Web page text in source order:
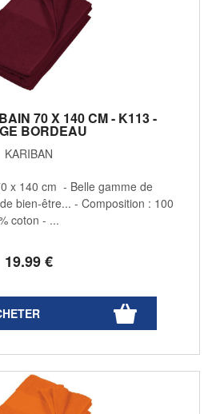
70 X 140 CM - K113 -
BORDEAU
KARIBAN
19.99€
x 140 cm - Belle gamme de
bien-être... - Composition : 100
coton - ...